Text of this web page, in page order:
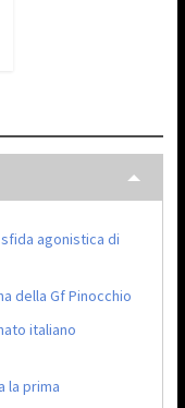
sfida agonistica di
della Gf Pinocchio
italiano
la prima